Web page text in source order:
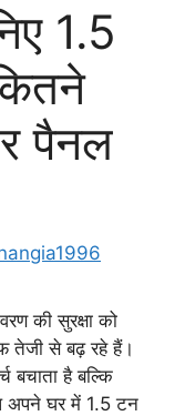
1.5
पैनल
की सुरक्षा को
तेजी से बढ़ रहे हैं।
बचाता है बल्कि
अपने घर में 1.5 टन